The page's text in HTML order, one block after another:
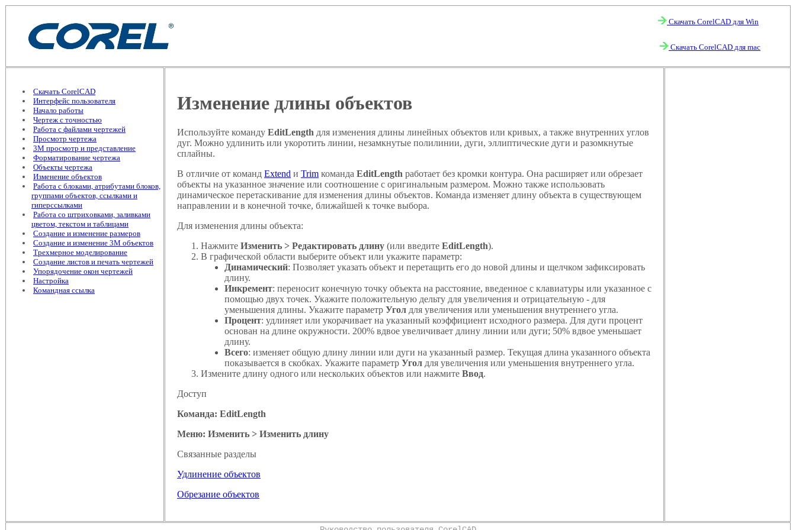
Скачать CorelCAD для Win
Скачать CorelCAD для mac
Скачать CorelCAD
Интерфейс пользователя
Начало работы
Чертеж с точностью
Работа с файлами чертежей
Просмотр чертежа
3М просмотр и представление
Форматирование чертежа
Объекты чертежа
Изменение объектов
Работа с блоками, атрибутами блоков,
группами объектов, ссылками и
гиперссылками
Работа со штриховками, заливками
цветом, текстом и таблицами
Создание и изменение размеров
Создание и изменение 3М объектов
Трехмерное моделирование
Создание листов и печать чертежей
Упорядочение окон чертежей
Настройка
Командная ссылка
Изменение длины объектов
Используйте команду EditLength для изменения длины линейных объектов или кривых, а также внутренних углов
дуг. Можно удлинить или укоротить линии, незамкнутые полилинии, дуги, эллиптические дуги и разомкнутые
сплайны.
В отличие от команд Extend и Trim команда EditLength работает без кромки контура. Она расширяет или обрезает
объекты на указанное значение или соотношение с оригинальным размером. Можно также использовать
динамическое перетаскивание для изменения длины объектов. Команда изменяет длину объекта в существующем
направлении и в конечной точке, ближайшей к точке выбора.
Для изменения длины объекта:
Нажмите Изменить > Редактировать длину (или введите EditLength).
В графической области выберите объект или укажите параметр:
Динамический: Позволяет указать объект и перетащить его до новой длины и щелчком зафиксировать
длину.
Инкремент: переносит конечную точку объекта на расстояние, введенное с клавиатуры или указанное с
помощью двух точек. Укажите положительную дельту для увеличения и отрицательную - для
уменьшения длины. Укажите параметр Угол для увеличения или уменьшения внутреннего угла.
Процент: удлиняет или укорачивает на указанный коэффициент исходного размера. Для дуги процент
основан на длине окружности. 200% вдвое увеличивает длину линии или дуги; 50% вдвое уменьшает
длину.
Всего: изменяет общую длину линии или дуги на указанный размер. Текущая длина указанного объекта
показывается в скобках. Укажите параметр Угол для увеличения или уменьшения внутреннего угла.
Измените длину одного или нескольких объектов или нажмите Ввод.
Доступ
Команда: EditLength
Меню: Изменить > Изменить длину
Связанные разделы
Удлинение объектов
Обрезание объектов